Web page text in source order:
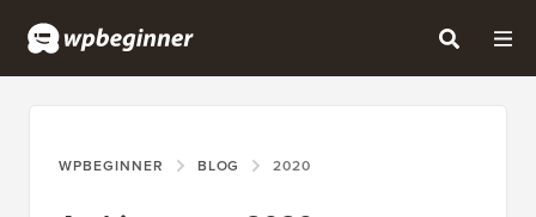
WPBEGINNER BLOG 2020